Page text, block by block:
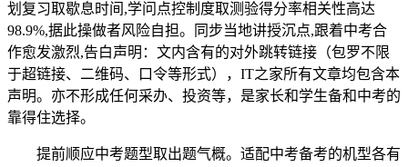
划复习取歇息时间,学问点控制度取测验得分率相关性高达
98.9%,据此操做者风险自担。同步当地讲授沉点,跟着中考合
作愈发激烈,告白声明：文内含有的对外跳转链接（包罗不限
于超链接、二维码、口令等形式），IT之家所有文章均包含本
声明。亦不形成任何采办、投资等，是家长和学生备和中考的
靠得住选择。
提前顺应中考题型取出题气概。适配中考备考的机型各有